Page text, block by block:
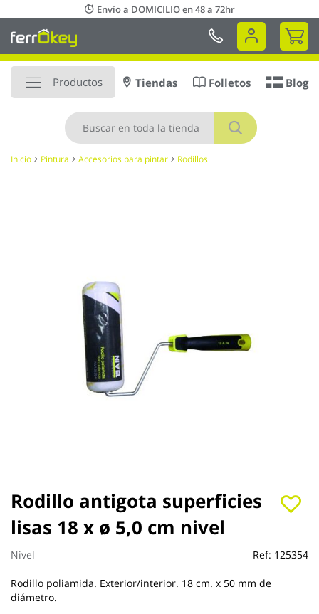
al
contenido
Envío a DOMICILIO en 48 a 72hr
Mi
Productos
Buscar
Tiendas Folletos Blog
Inicio Pintura Accesorios para pintar Rodillos
Rodillo antigota superficies
lisas 18 x ø 5,0 cm nivel
Nivel Ref: 125354
Rodillo poliamida. Exterior/interior. 18 cm. x 50 mm de
diámetro.
Saltar
al
comienzo
de
la
de
imágenes